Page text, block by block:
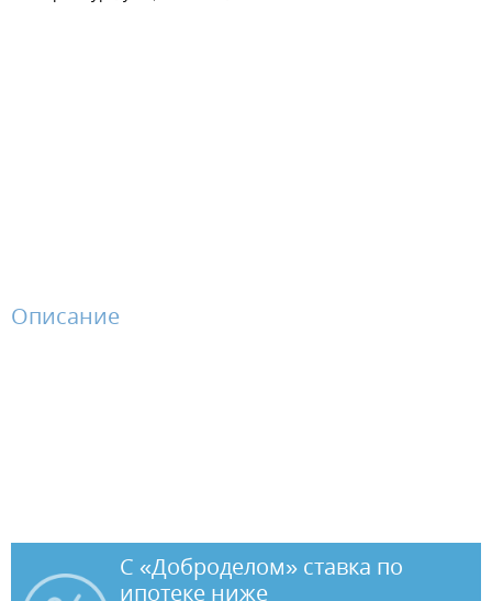
Описание
С «Доброделом» ставка по
ипотеке ниже